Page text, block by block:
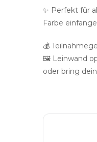
✨ Perfekt für
Farbe
💰
🖼️ Leinwand
oder bring